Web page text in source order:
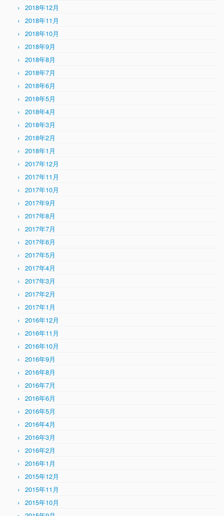
2018年12月
2018年11月
2018年10月
2018年9月
2018年8月
2018年7月
2018年6月
2018年5月
2018年4月
2018年3月
2018年2月
2018年1月
2017年12月
2017年11月
2017年10月
2017年9月
2017年8月
2017年7月
2017年6月
2017年5月
2017年4月
2017年3月
2017年2月
2017年1月
2016年12月
2016年11月
2016年10月
2016年9月
2016年8月
2016年7月
2016年6月
2016年5月
2016年4月
2016年3月
2016年2月
2016年1月
2015年12月
2015年11月
2015年10月